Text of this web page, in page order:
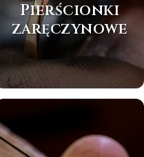
Pierścionki
zaręczynowe